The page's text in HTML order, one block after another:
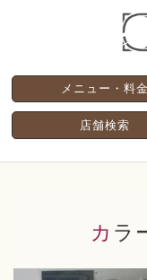
メニュー・料金
店舗検索
カ